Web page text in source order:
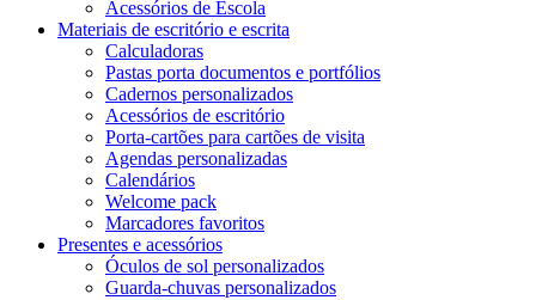
Acessórios de Escola
Materiais de escritório e escrita
Calculadoras
Pastas porta documentos e portfólios
Cadernos personalizados
Acessórios de escritório
Porta-cartões para cartões de visita
Agendas personalizadas
Calendários
Welcome pack
Marcadores favoritos
Presentes e acessórios
Óculos de sol personalizados
Guarda-chuvas personalizados